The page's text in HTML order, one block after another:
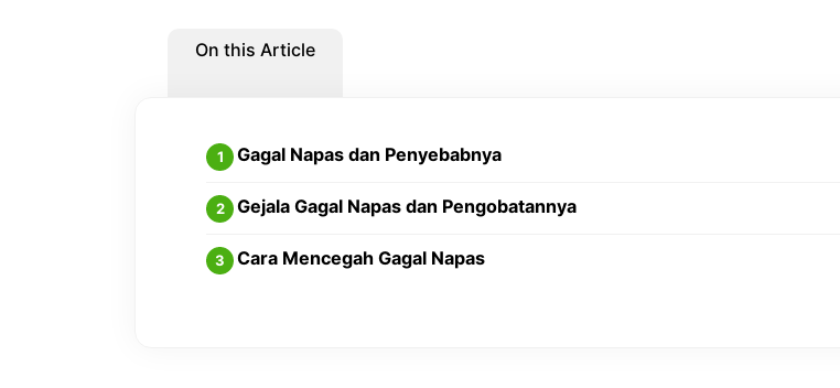
On this Article
Gagal Napas dan Penyebabnya
Gejala Gagal Napas dan Pengobatannya
Cara Mencegah Gagal Napas